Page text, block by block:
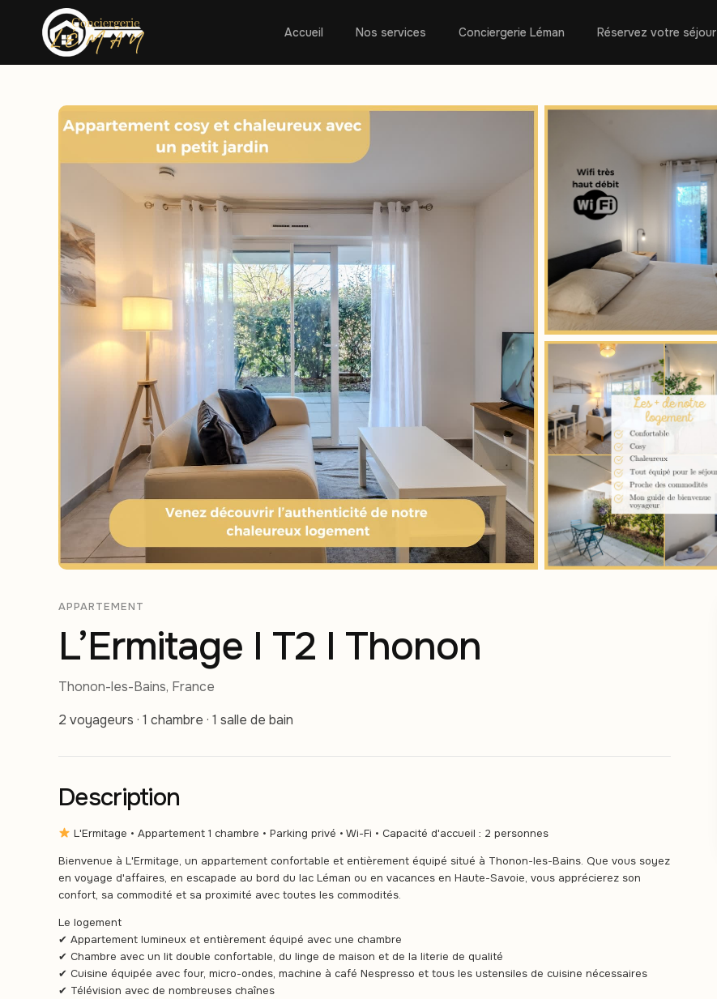
Accueil Nos services Conciergerie Léman Réservez votre séjour
APPARTEMENT
L’Ermitage I T2 I Thonon
Thonon-les-Bains, France
2 voyageurs · 1 chambre · 1 salle de bain
Description
L'Ermitage • Appartement 1 chambre • Parking privé • Wi-Fi • Capacité d'accueil : 2 personnes
Bienvenue à L'Ermitage, un appartement confortable et entièrement équipé situé à Thonon-les-Bains. Que vous soyez
en voyage d'affaires, en escapade au bord du lac Léman ou en vacances en Haute-Savoie, vous apprécierez son
confort, sa commodité et sa proximité avec toutes les commodités.
Le logement
✔ Appartement lumineux et entièrement équipé avec une chambre
✔ Chambre avec un lit double confortable, du linge de maison et de la literie de qualité
✔ Cuisine équipée avec four, micro-ondes, machine à café Nespresso et tous les ustensiles de cuisine nécessaires
✔ Télévision avec de nombreuses chaînes